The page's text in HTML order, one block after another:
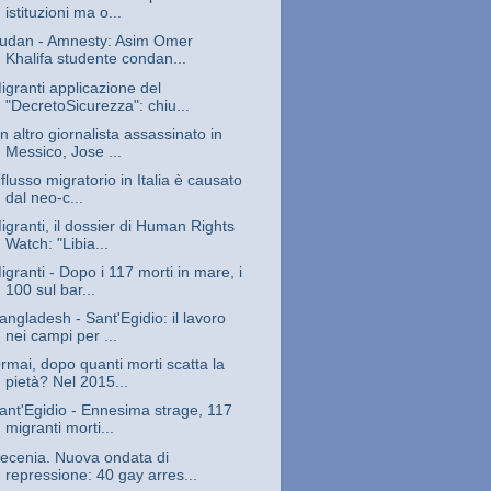
istituzioni ma o...
- Amnesty: Asim Omer
Khalifa studente condan...
applicazione del
"DecretoSicurezza": chiu...
altro giornalista assassinato in
Messico, Jose ...
flusso migratorio in Italia è causato
dal neo-c...
il dossier di Human Rights
Watch: "Libia...
- Dopo i 117 morti in mare, i
100 sul bar...
- Sant'Egidio: il lavoro
nei campi per ...
dopo quanti morti scatta la
pietà? Nel 2015...
- Ennesima strage, 117
migranti morti...
Nuova ondata di
repressione: 40 gay arres...